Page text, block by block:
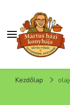
Kezdőlap